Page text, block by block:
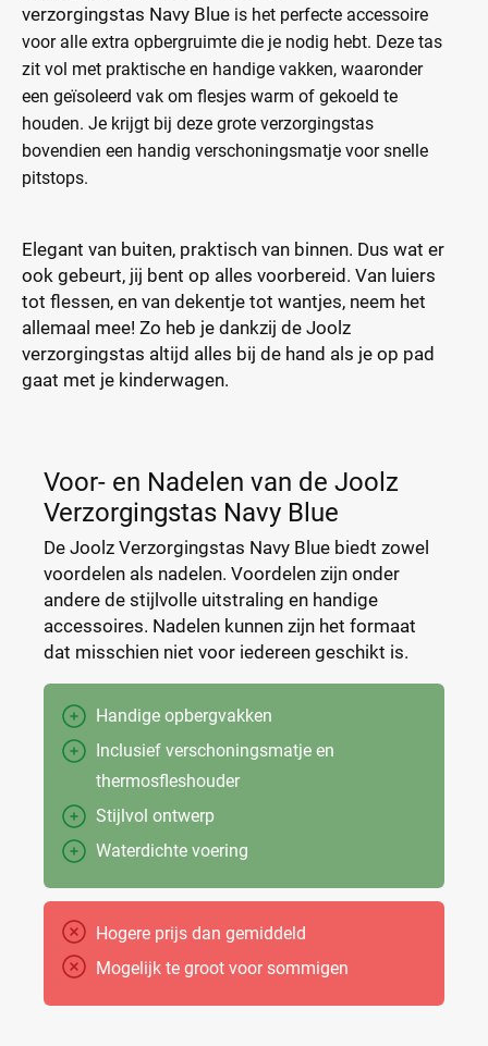
verzorgingstas Navy Blue is het perfecte accessoire
voor alle extra opbergruimte die je nodig hebt. Deze tas
zit vol met praktische en handige vakken, waaronder
een geïsoleerd vak om flesjes warm of gekoeld te
houden. Je krijgt bij deze grote verzorgingstas
bovendien een handig verschoningsmatje voor snelle
pitstops.
Elegant van buiten, praktisch van binnen. Dus wat er
ook gebeurt, jij bent op alles voorbereid. Van luiers
tot flessen, en van dekentje tot wantjes, neem het
allemaal mee! Zo heb je dankzij de Joolz
verzorgingstas altijd alles bij de hand als je op pad
gaat met je kinderwagen.
Voor- en Nadelen van de Joolz
Verzorgingstas Navy Blue
De Joolz Verzorgingstas Navy Blue biedt zowel
voordelen als nadelen. Voordelen zijn onder
andere de stijlvolle uitstraling en handige
accessoires. Nadelen kunnen zijn het formaat
dat misschien niet voor iedereen geschikt is.
Handige opbergvakken
Inclusief verschoningsmatje en
thermosfleshouder
Stijlvol ontwerp
Waterdichte voering
Hogere prijs dan gemiddeld
Mogelijk te groot voor sommigen